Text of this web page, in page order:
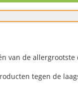
van de
tegen de